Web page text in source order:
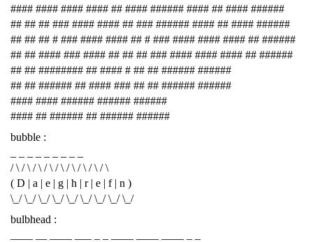
#### #### #### #### ## #### ###### #### ## #### ######
## ## ## ### #### #### ## ### ###### #### ## #### ######
## ## ## # ### #### #### ## # ### #### #### #### ## ######
## ## #### ### #### ## ## ## ### #### #### #### ## ######
## ## ######## ## #### # ## ## ###### ######
## ## ###### ## #### ### ## ## ###### ######
#### #### ###### ###### ######
#### ## ###### ## ###### ######
bubble :
/ \ / \ / \ / \ / \ / \ / \ / \ / \
( D | a | e | g | h | r | e | f | n )
\_/ \_/ \_/ \_/ \_/ \_/ \_/ \_/ \_/
bulbhead :